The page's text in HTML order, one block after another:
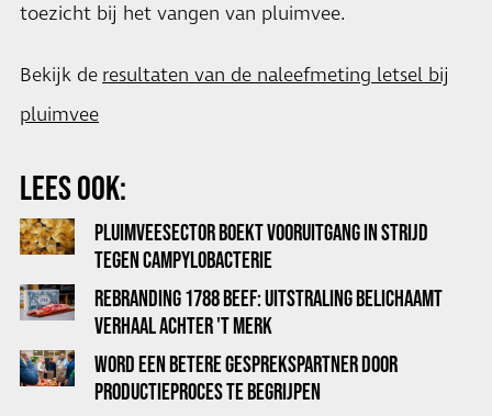
toezicht bij het vangen van pluimvee.
Bekijk deresultaten van de naleefmeting letsel bij
pluimvee
LEES OOK:
PLUIMVEESECTOR BOEKT VOORUITGANG IN STRIJD
TEGEN CAMPYLOBACTERIE
REBRANDING 1788 BEEF: UITSTRALING BELICHAAMT
VERHAAL ACHTER 'T MERK
WORD EEN BETERE GESPREKSPARTNER DOOR
PRODUCTIEPROCES TE BEGRIJPEN